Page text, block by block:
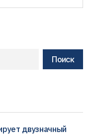
Поиск
двузначный